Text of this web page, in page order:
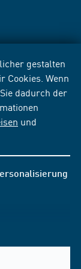
gestalten
Cookies. Wenn
dadurch der
und